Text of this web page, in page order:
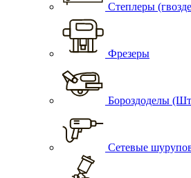
Степлеры
Фрезеры
Бороздоделы
Сетевые